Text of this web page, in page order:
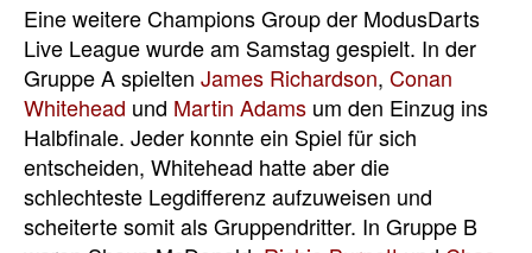
Eine weitere Champions Group der ModusDarts
Live League wurde am Samstag gespielt. In der
Gruppe A spielten James Richardson, Conan
Whitehead und Martin Adams um den Einzug ins
Halbfinale. Jeder konnte ein Spiel für sich
entscheiden, Whitehead hatte aber die
schlechteste Legdifferenz aufzuweisen und
scheiterte somit als Gruppendritter. In Gruppe B